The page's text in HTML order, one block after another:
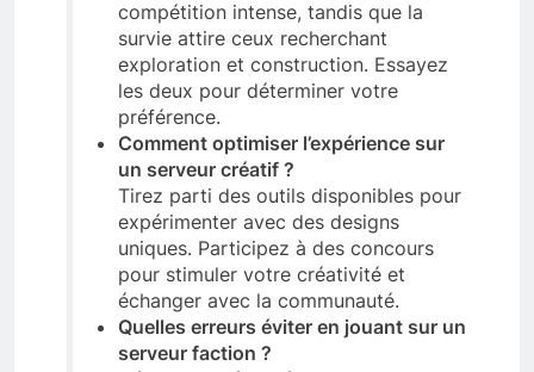
compétition intense, tandis que la
survie attire ceux recherchant
exploration et construction. Essayez
les deux pour déterminer votre
préférence.
Comment optimiser l’expérience sur
un serveur créatif ?
Tirez parti des outils disponibles pour
expérimenter avec des designs
uniques. Participez à des concours
pour stimuler votre créativité et
échanger avec la communauté.
Quelles erreurs éviter en jouant sur un
serveur faction ?